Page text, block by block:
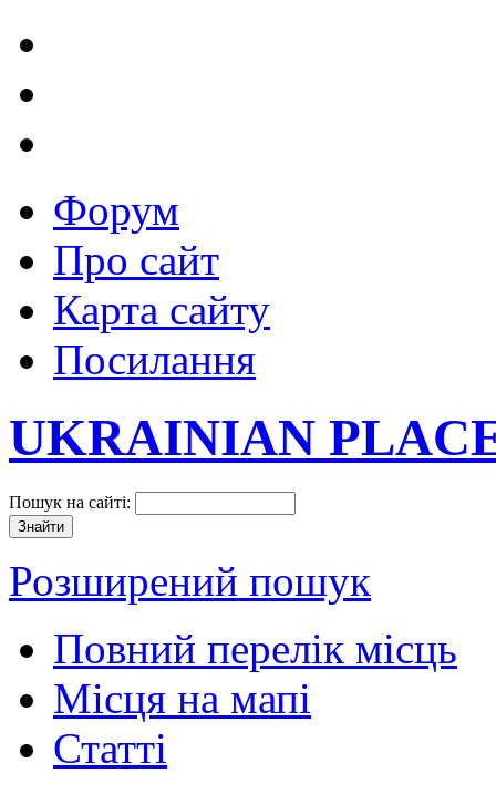
Форум
Про сайт
Карта сайту
Посилання
UKRAINIAN
Пошук на сайті:
Розширений пошук
Повний перелік місць
Місця на мапі
Статті